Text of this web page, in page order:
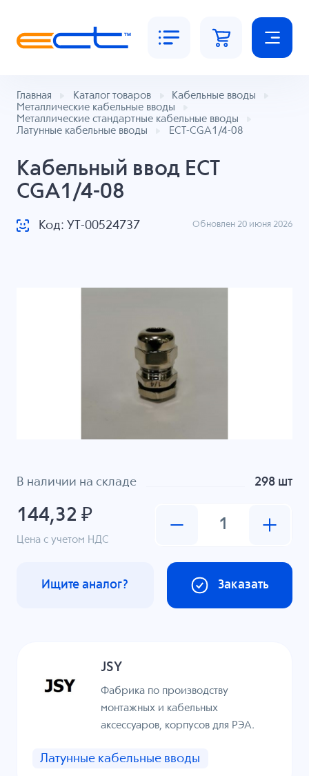
Главная Каталог товаров
Кабельные вводы
Металлические кабельные вводы
Металлические стандартные кабельные вводы
Латунные кабельные вводы
ECT-CGA1/4-08
Кабельный ввод ECT
CGA1/4-08
Код: УТ-00524737 Обновлен 20 июня 2026
В наличии на складе 298 шт
144,32 ₽
Цена с учетом НДС
Заказать
Ищите аналог?
JSY
Фабрика по производству
монтажных и кабельных
аксессуаров, корпусов для РЭА.
Латунные кабельные вводы